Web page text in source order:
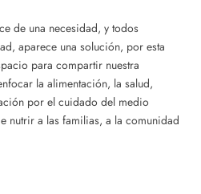
de una necesidad, y todos
aparece una solución, por esta
para compartir nuestra
la alimentación, la salud,
por el cuidado del medio
nutrir a las familias, a la comunidad